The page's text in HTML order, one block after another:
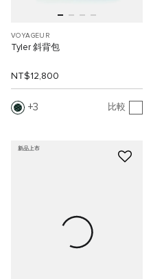
VOYAGEUR
Tyler 斜背包
NT$12,800
3 比較
新品上市